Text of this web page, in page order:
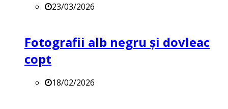
23/03/2026
Fotografii alb negru și dovleac
copt
18/02/2026